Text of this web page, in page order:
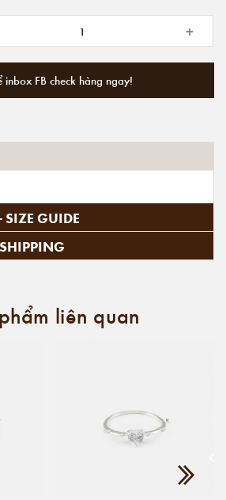
+
inbox FB check hàng ngay!
GUIDE
liên quan